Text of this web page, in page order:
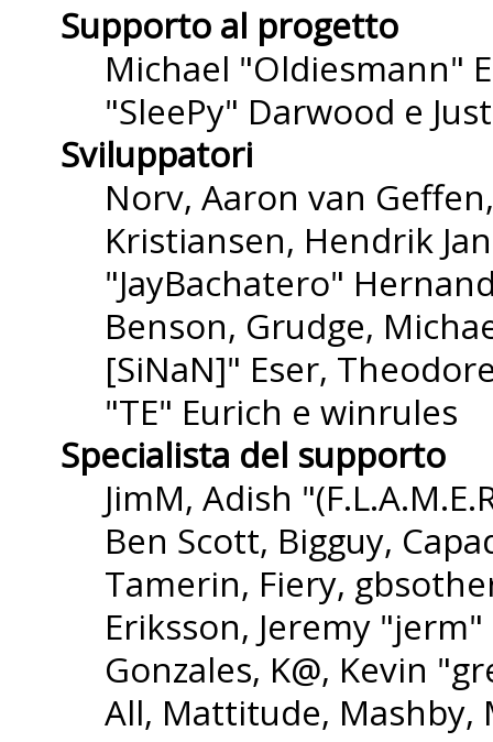
Supporto al progetto
Michael "Oldiesmann"
"SleePy" Darwood e
Sviluppatori
Norv, Aaron van
Kristiansen, Hendrik
"JayBachatero"
Benson, Grudge,
[SiNaN]" Eser,
"TE" Eurich e winrules
Specialista del supporto
JimM, Adish
Ben Scott, Bigguy,
Tamerin, Fiery,
Eriksson, Jeremy
Gonzales, K@, Kevin
All, Mattitude, Mashby,